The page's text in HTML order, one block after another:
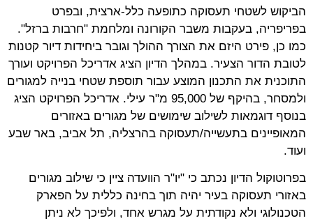
הביקוש לשטחי תעסוקה כתופעה כלל-ארצית, ובפרט
בפריפריה, בעקבות משבר הקורונה ומלחמת "חרבות ברזל".
כמו כן, פירט היזם את הצורך ההולך וגובר ביחידות דיור קטנות
לטובת הדור הצעיר. במהלך הדיון הציג אדריכל הפרויקט ועורך
התוכנית את התכנון המוצע עבור תוספת שטחי בנייה למגורים
ולמסחר, בהיקף של 95,000 מ"ר עילי. אדריכל הפרויקט הציג
בנוסף דוגמאות לשילוב שימושים של מגורים באזורים
המאופיינים בתעשייה/תעסוקה בהרצליה, תל אביב, באר שבע
ועוד.
בפרוטוקול הדיון נכתב כי "יו"ר הוועדה ציין כי שילוב מגורים
באזורי תעסוקה בעיר יהיה תוך בחינה כללית על הפארק
הטכנולוגי ולא נקודתית על מגרש אחד, ולפיכך לא ניתן